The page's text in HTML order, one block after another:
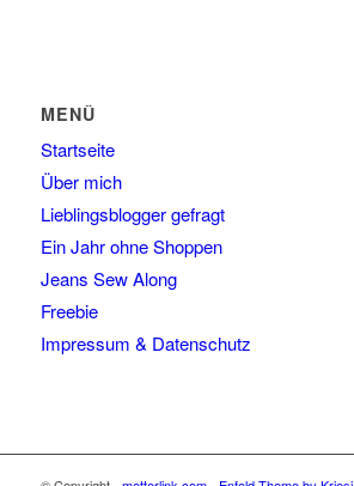
MENÜ
Startseite
Über mich
Lieblingsblogger gefragt
Ein Jahr ohne Shoppen
Jeans Sew Along
Freebie
Impressum & Datenschutz